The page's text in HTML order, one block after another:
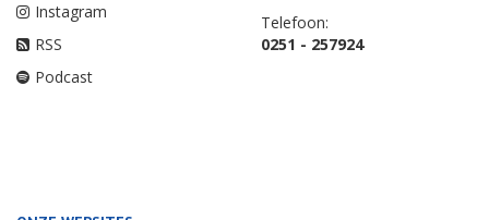
Instagram
RSS
Podcast
Telefoon:
0251 - 257924